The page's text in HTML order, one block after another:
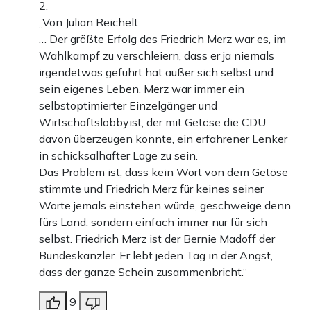
2.
„Von Julian Reichelt
… Der größte Erfolg des Friedrich Merz war es, im
Wahlkampf zu verschleiern, dass er ja niemals
irgendetwas geführt hat außer sich selbst und
sein eigenes Leben. Merz war immer ein
selbstoptimierter Einzelgänger und
Wirtschaftslobbyist, der mit Getöse die CDU
davon überzeugen konnte, ein erfahrener Lenker
in schicksalhafter Lage zu sein.
Das Problem ist, dass kein Wort von dem Getöse
stimmte und Friedrich Merz für keines seiner
Worte jemals einstehen würde, geschweige denn
fürs Land, sondern einfach immer nur für sich
selbst. Friedrich Merz ist der Bernie Madoff der
Bundeskanzler. Er lebt jeden Tag in der Angst,
dass der ganze Schein zusammenbricht.“
9